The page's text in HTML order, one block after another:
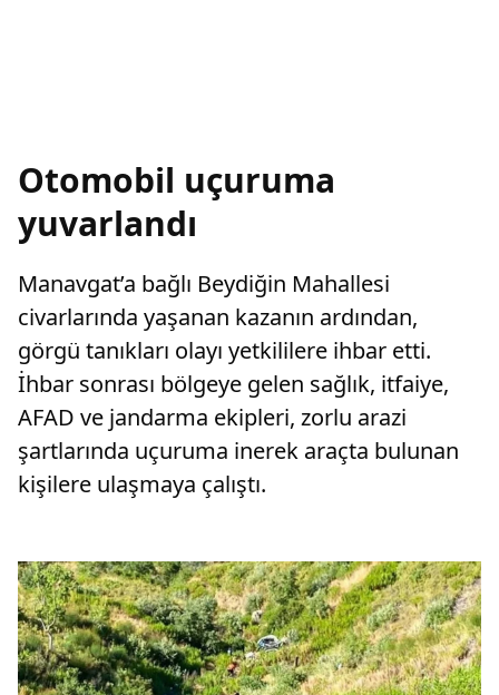
Otomobil uçuruma
yuvarlandı
Manavgat’a bağlı Beydiğin Mahallesi
civarlarında yaşanan kazanın ardından,
görgü tanıkları olayı yetkililere ihbar etti.
İhbar sonrası bölgeye gelen sağlık, itfaiye,
AFAD ve jandarma ekipleri, zorlu arazi
şartlarında uçuruma inerek araçta bulunan
kişilere ulaşmaya çalıştı.